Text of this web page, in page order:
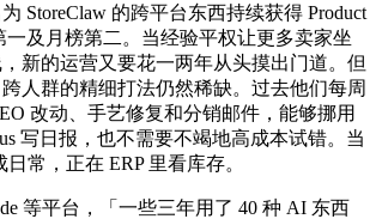
StoreClaw 的跨平台东西持续获得 Product
一及月榜第二。当经验平权让更多卖家坐
新的运营又要花一两年从头摸出门道。但
人群的精细打法仍然稀缺。过去他们每周
改动、手艺修复和分销邮件，能够挪用
写日报，也不需要不竭地高成本试错。当
常，正在 ERP 里看库存。
等平台，「一些三年用了 40 种 AI 东西